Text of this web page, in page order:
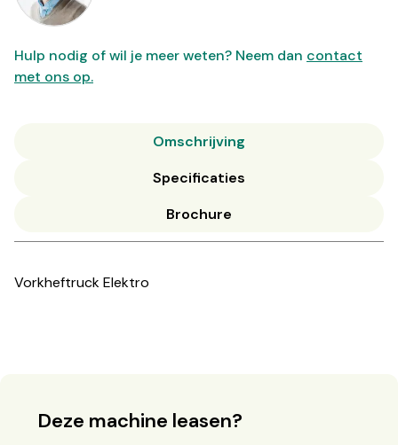
Hulp nodig of wil je meer weten? Neem dan contact
met ons op.
Omschrijving
Specificaties
Brochure
Vorkheftruck Elektro
Deze machine leasen?